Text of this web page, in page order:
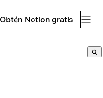
Obtén Notion gratis